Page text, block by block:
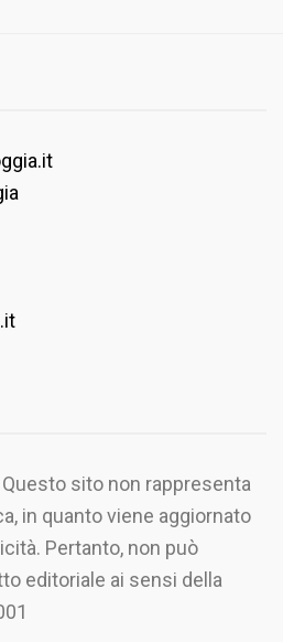
sito non rappresenta
in quanto viene aggiornato
Pertanto, non può
editoriale ai sensi della